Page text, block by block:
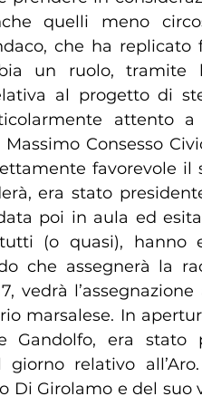
quelli meno
che ha replicato
un ruolo, tramite
al progetto di
attento
Consesso
favorevole il
era stato
poi in aula ed
(o quasi), hanno
che assegnerà la
vedrà
marsalese. In
Gandolfo, era
giorno relativo
Di Girolamo e del suo